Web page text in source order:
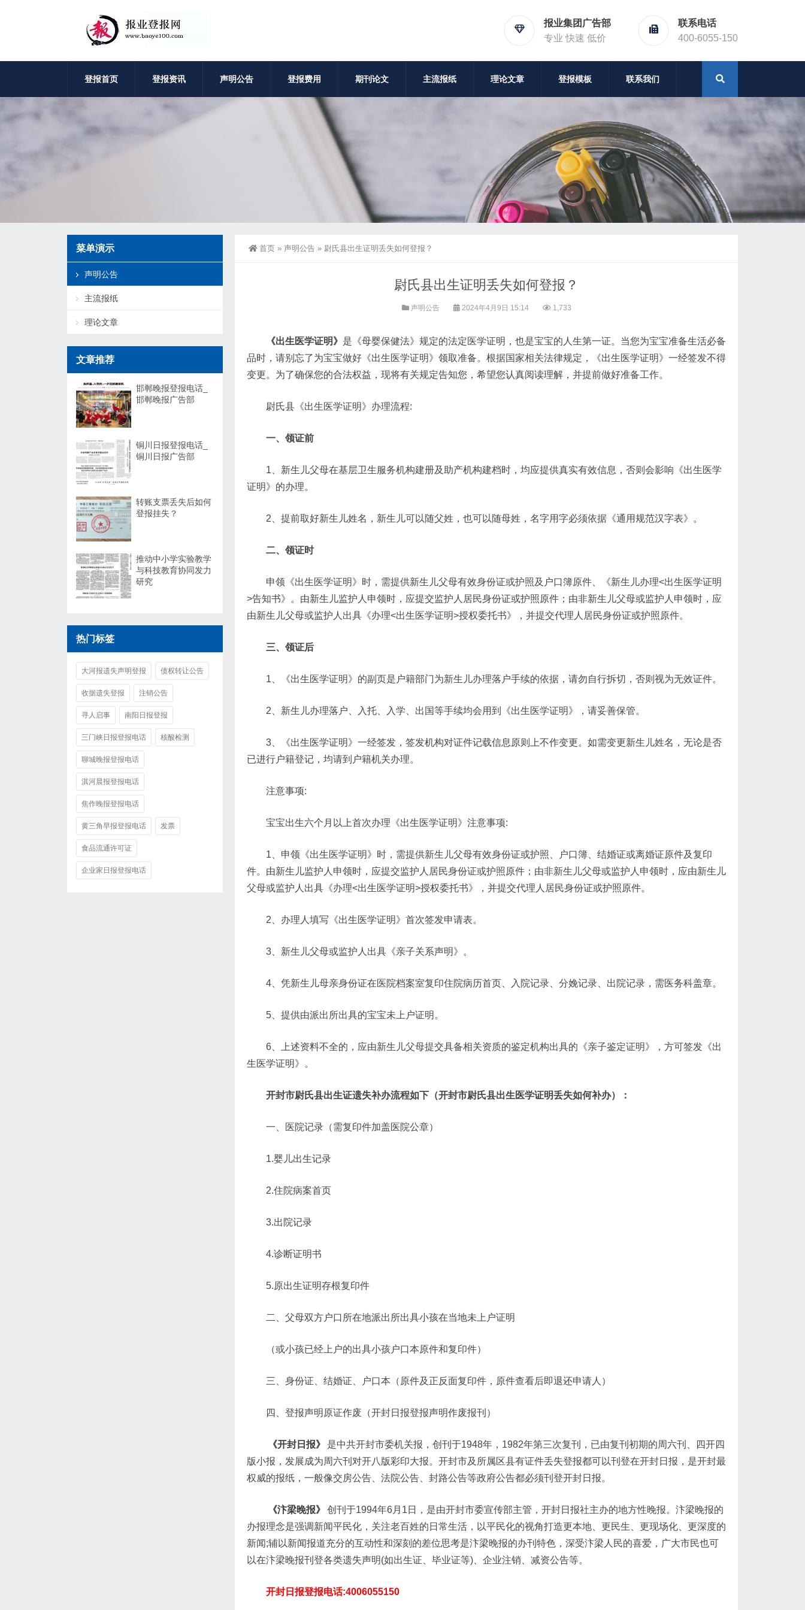
报业集团广告部
专业 快速 低价
联系电话
400-6055-150
登报首页 登报资讯 声明公告 登报费用 期刊论文 主流报纸 理论文章 登报模板 联系我们
首页 » 声明公告 » 尉氏县出生证明丢失如何登报？
尉氏县出生证明丢失如何登报？
声明公告 2024年4月9日 15:14 1,733
《出生医学证明》 是《母婴保健法》规定的法定医学证明，也是宝宝的人生第一证。当您为宝宝准备生活必备
品时，请别忘了为宝宝做好《出生医学证明》领取准备。根据国家相关法律规定，《出生医学证明》一经签发不得
变更。为了确保您的合法权益，现将有关规定告知您，希望您认真阅读理解，并提前做好准备工作。
尉氏县《出生医学证明》办理流程:
一、领证前
1、新生儿父母在基层卫生服务机构建册及助产机构建档时，均应提供真实有效信息，否则会影响《出生医学
证明》的办理。
2、提前取好新生儿姓名，新生儿可以随父姓，也可以随母姓，名字用字必须依据《通用规范汉字表》。
二、领证时
申领《出生医学证明》时，需提供新生儿父母有效身份证或护照及户口簿原件、《新生儿办理<出生医学证明
>告知书》。由新生儿监护人申领时，应提交监护人居民身份证或护照原件；由非新生儿父母或监护人申领时，应
由新生儿父母或监护人出具《办理<出生医学证明>授权委托书》，并提交代理人居民身份证或护照原件。
三、领证后
1、《出生医学证明》的副页是户籍部门为新生儿办理落户手续的依据，请勿自行拆切，否则视为无效证件。
2、新生儿办理落户、入托、入学、出国等手续均会用到《出生医学证明》，请妥善保管。
3、《出生医学证明》一经签发，签发机构对证件记载信息原则上不作变更。如需变更新生儿姓名，无论是否
已进行户籍登记，均请到户籍机关办理。
注意事项:
宝宝出生六个月以上首次办理《出生医学证明》注意事项:
1、申领《出生医学证明》时，需提供新生儿父母有效身份证或护照、户口簿、结婚证或离婚证原件及复印
件。由新生儿监护人申领时，应提交监护人居民身份证或护照原件；由非新生儿父母或监护人申领时，应由新生儿
父母或监护人出具《办理<出生医学证明>授权委托书》，并提交代理人居民身份证或护照原件。
2、办理人填写《出生医学证明》首次签发申请表。
3、新生儿父母或监护人出具《亲子关系声明》。
4、凭新生儿母亲身份证在医院档案室复印住院病历首页、入院记录、分娩记录、出院记录，需医务科盖章。
5、提供由派出所出具的宝宝未上户证明。
6、上述资料不全的，应由新生儿父母提交具备相关资质的鉴定机构出具的《亲子鉴定证明》，方可签发《出
生医学证明》。
开封市尉氏县出生证遗失补办流程如下（开封市尉氏县出生医学证明丢失如何补办）：
一、医院记录（需复印件加盖医院公章）
1.婴儿出生记录
2.住院病案首页
3.出院记录
4.诊断证明书
5.原出生证明存根复印件
二、父母双方户口所在地派出所出具小孩在当地未上户证明
（或小孩已经上户的出具小孩户口本原件和复印件）
三、身份证、结婚证、户口本（原件及正反面复印件，原件查看后即退还申请人）
四、登报声明原证作废（开封日报登报声明作废报刊）
《开封日报》
是中共开封市委机关报，创刊于1948年，1982年第三次复刊，已由复刊初期的周六刊、四开四
版小报，发展成为周六刊对开八版彩印大报。开封市及所属区县有证件丢失登报都可以刊登在开封日报，是开封最
权威的报纸，一般像交房公告、法院公告、封路公告等政府公告都必须刊登开封日报。
《汴梁晚报》
创刊于1994年6月1日，是由开封市委宣传部主管，开封日报社主办的地方性晚报。汴梁晚报的
办报理念是强调新闻平民化，关注老百姓的日常生活，以平民化的视角打造更本地、更民生、更现场化、更深度的
新闻;辅以新闻报道充分的互动性和深刻的差位思考是汴梁晚报的办刊特色，深受汴梁人民的喜爱，广大市民也可
以在汴梁晚报刊登各类遗失声明(如出生证、毕业证等)、企业注销、减资公告等。
开封日报登报电话:4006055150
菜单演示
声明公告
主流报纸
理论文章
文章推荐
邯郸晚报登报电话_
邯郸晚报广告部
铜川日报登报电话_
铜川日报广告部
转账支票丢失后如何
登报挂失？
推动中小学实验教学
与科技教育协同发力
研究
热门标签
大河报遗失声明登报 债权转让公告
收据遗失登报 注销公告
寻人启事 南阳日报登报
三门峡日报登报电话 核酸检测
聊城晚报登报电话
淇河晨报登报电话
焦作晚报登报电话
黄三角早报登报电话 发票
食品流通许可证
企业家日报登报电话